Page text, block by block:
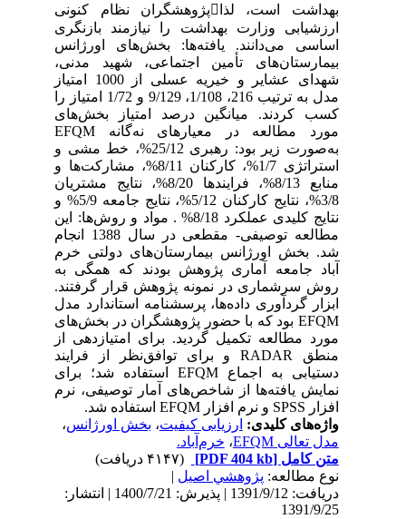
بهداشت است، لذاپژوهشگران نظام کنونی
ارزشیابی وزارت بهداشت را نیازمند بازنگری
اساسی می‌دانند. یافته‌ها: بخش‌های اورژانس
بیمارستان‌های تأمین اجتماعی، شهید مدنی،
شهدای عشایر و خیریه عسلی از 1000 امتیاز
مدل به ترتیب 216، 1/108، 9/129 و 1/72 امتیاز را
کسب کردند. میانگین درصد امتیاز بخش‌های
مورد مطالعه در معیارهای نه‌گانه EFQM
به‌صورت زیر بود: رهبری 25/12%، خط مشی و
استراتژی 1/7%، کارکنان 8/11%، مشارکت‌ها و
منابع 8/13%، فرایندها 8/20%، نتایج مشتریان
3/8%، نتایج کارکنان 5/12%، نتایج جامعه 5/9% و
نتایج کلیدی عملکرد 8/18% . مواد و روش‌ها: این
مطالعه توصیفی- مقطعی در سال 1388 انجام
شد. بخش اورژانس بیمارستان‌های دولتی خرم
آباد جامعه آماری پژوهش بودند که همگی به
روش سرشماری در نمونه پژوهش قرار گرفتند.
ابزار گردآوری داده‌ها، پرسشنامه استاندارد مدل
EFQM بود که با حضور پژوهشگران در بخش‌های
مورد مطالعه تکمیل گردید. برای امتیازدهی از
منطق RADAR و برای توافق‌نظر از فرایند
دستیابی به اجماع EFQM استفاده شد؛ برای
نمایش یافته‌ها از شاخص‌های آمار توصیفی، نرم
افزار SPSS و نرم افزار EFQM استفاده شد.
واژه‌های کلیدی:ارزیابی کیفیت،بخش اورژانس،
مدل تعالی EFQM
،خرم‌آباد.
متن کامل[PDF 404 kb]
نوع مطالعه:پژوهشي اصیل|
دریافت: 1391/9/12 | پذیرش: 1400/7/21 | انتشار:
1391/9/25